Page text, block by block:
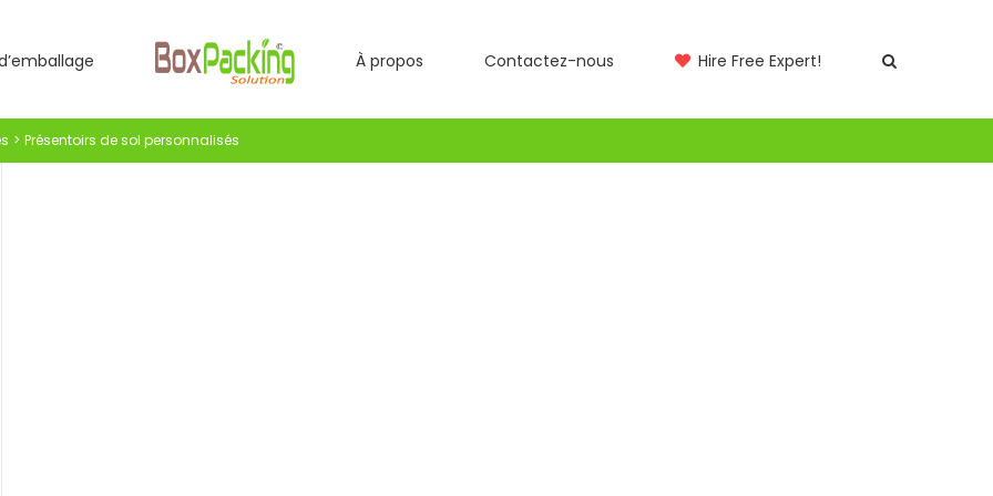
À propos Contactez-nous Hire Free Expert!
Présentoirs de sol personnalisés